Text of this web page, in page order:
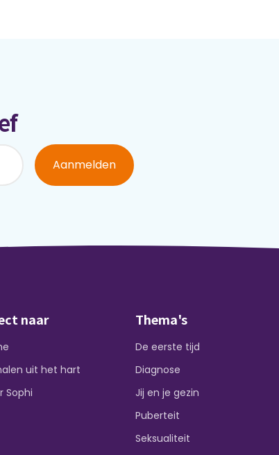
Aanmelden
naar
uit het hart
Sophi
Thema's
De eerste tijd
Diagnose
Jij en je gezin
Puberteit
Seksualiteit